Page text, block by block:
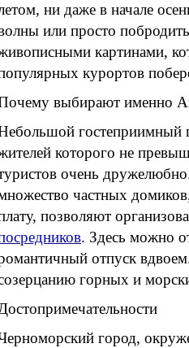
ни даже в начале
или просто
картинами,
курортов
выбирают именно
гостеприимный
которого не
очень
частных
позволяют
. Здесь можно
отпуск
горных и
Достопримечательности
город,